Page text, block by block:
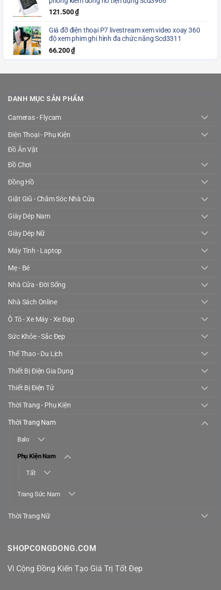
121.500₫
Giá đỡ điện thoại P7 livestream xem video xoay 360
độ xem phim ghi hình đa chức năng Scd3311
66.200₫
DANH MỤC SẢN PHẨM
Cameras - Flycam
Điện Thoại - Phụ Kiện
Đồ Ăn Vặt
Đồ Chơi
Đồng Hồ
Giặt Giũ - Chăm Sóc Nhà Cửa
Giày Dép Nam
Giày Dép Nữ
Máy Tính - Laptop
Mẹ - Bé
Nhà Cửa - Đời Sống
Nhà Sách Online
Ô Tô - Xe Máy - Xe Đạp
Sức Khỏe - Sắc Đẹp
Thể Thao - Du Lịch
Thiết Bị Điện Gia Dụng
Thiết Bị Điện Tử
Thời Trang - Phụ Kiện
Thời Trang Nam
Balo
Phụ Kiện Nam
Tất
Trang Sức Nam
Thời Trang Nữ
SHOPCONGDONG.COM
Vì Cộng Đồng Kiến Tạo Giá Trị Tốt Đẹp